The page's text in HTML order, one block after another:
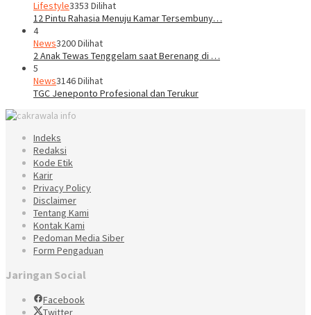
Lifestyle3353 Dilihat
12 Pintu Rahasia Menuju Kamar Tersembuny…
4
News3200 Dilihat
2 Anak Tewas Tenggelam saat Berenang di …
5
News3146 Dilihat
TGC Jeneponto Profesional dan Terukur
Indeks
Redaksi
Kode Etik
Karir
Privacy Policy
Disclaimer
Tentang Kami
Kontak Kami
Pedoman Media Siber
Form Pengaduan
Jaringan Social
Facebook
Twitter